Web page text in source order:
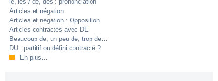
le, les / de, des : prononciation
Articles et négation
Articles et négation : Opposition
Articles contractés avec DE
Beaucoup de, un peu de, trop de…
DU : partitif ou défini contracté ?
En plus…